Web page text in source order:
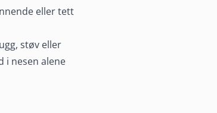
eller tett
støv eller
i nesen alene